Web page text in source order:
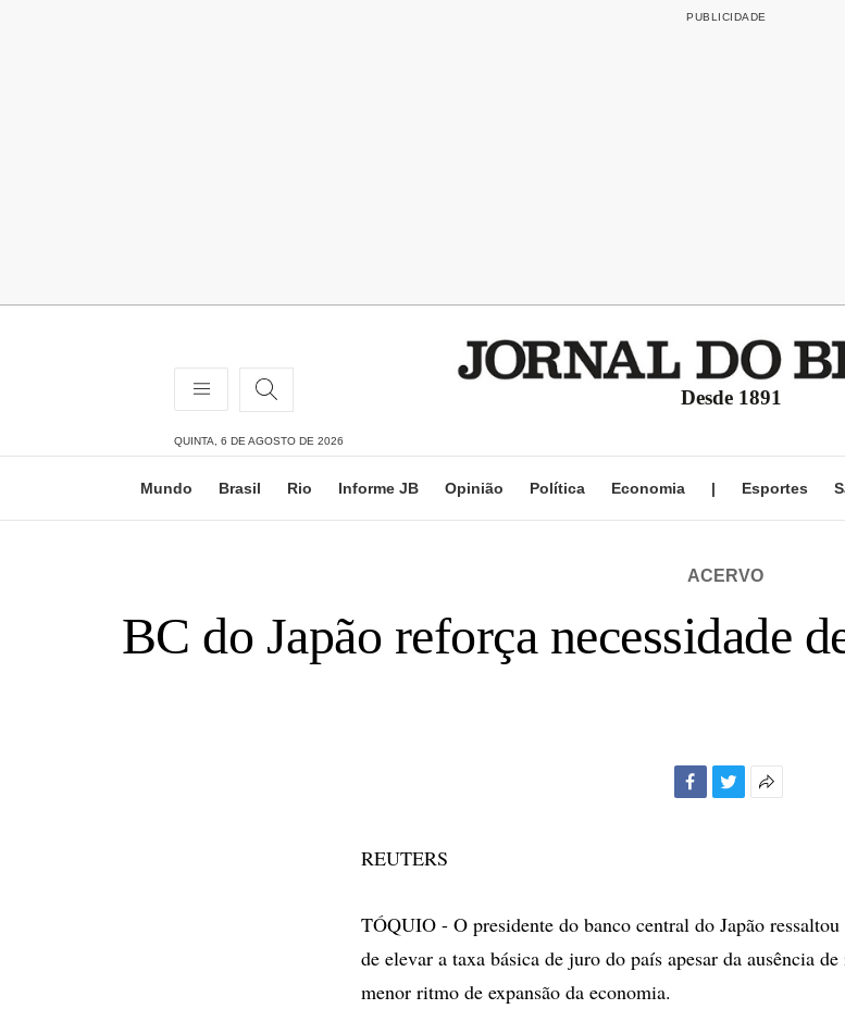
Desde 1891
QUINTA, 6 DE AGOSTO DE 2026
Mundo Brasil Rio Informe JB Opinião Política Economia | Esportes
ACERVO
BC do Japão reforça necessidade
REUTERS
TÓQUIO - O presidente do banco central do Japão
de elevar a taxa básica de juro do país apesar da ausência
menor ritmo de expansão da economia.